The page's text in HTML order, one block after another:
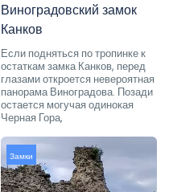
Виноградовский замок
Канков
Если подняться по тропинке к
остаткам замка Канков, перед
глазами откроется невероятная
панорама Виноградова. Позади
остается могучая одинокая
Черная Гора,
Замки